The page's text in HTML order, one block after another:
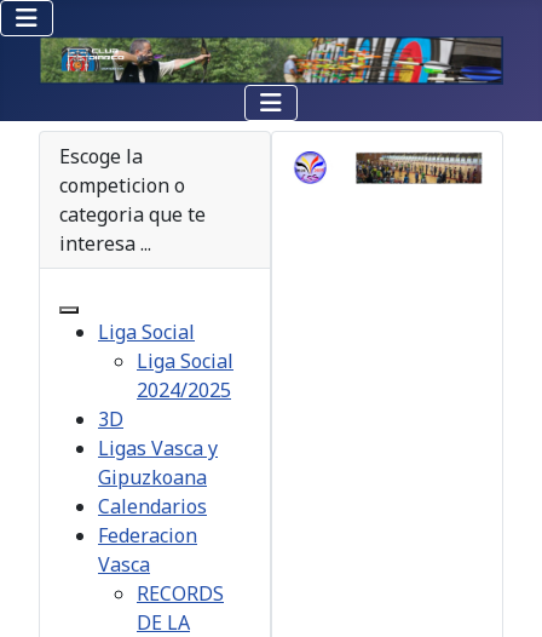
Escoge la
competicion o
categoria que te
interesa ...
Liga Social
Liga Social
2024/2025
3D
Ligas Vasca y
Gipuzkoana
Calendarios
Federacion
Vasca
RECORDS
DE LA